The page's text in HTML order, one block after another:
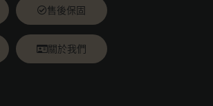
售後保固
關於我們